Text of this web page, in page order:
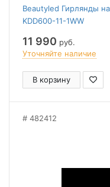
Beautyled Гирлянды
KDD600-11-1WW
11 990 руб.
Уточняйте наличие
В корзину
482412